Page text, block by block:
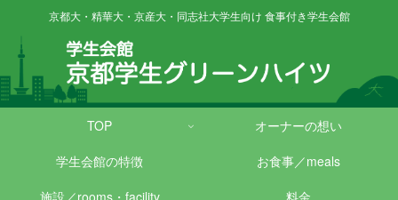
京都大・精華大・京産大・同志社大学生向け 食事付き学生会館
TOP
オーナーの想い
学生会館の特徴
お食事／meals